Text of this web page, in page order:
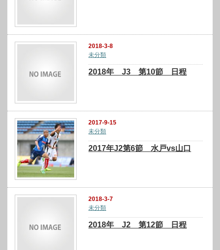
2018-3-8
未分類
2018年 J3 第10節 日程
2017-9-15
未分類
2017年J2第6節 水戸vs山口
2018-3-7
未分類
2018年 J2 第12節 日程